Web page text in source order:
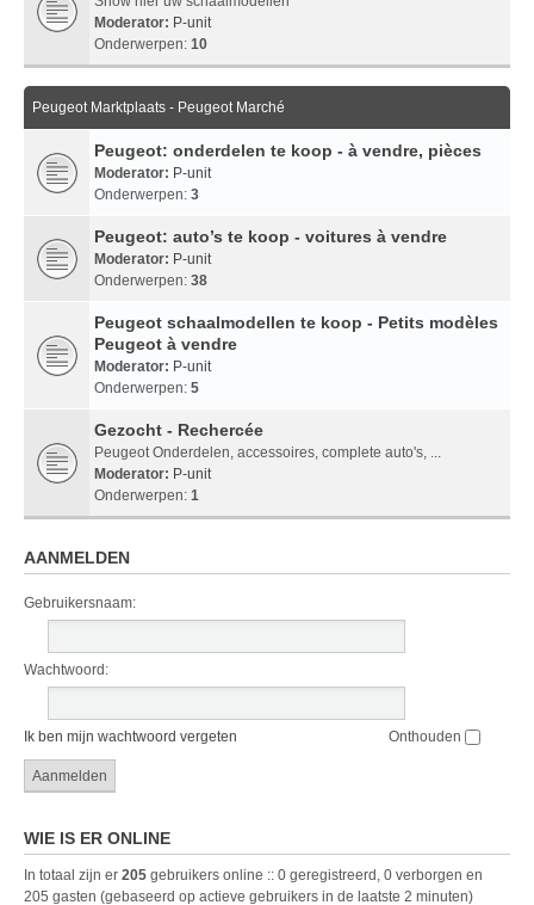
Moderator: P-unit
Onderwerpen: 10
Peugeot Marktplaats - Peugeot Marché
Peugeot: onderdelen te koop - à vendre, pièces
Moderator: P-unit
Onderwerpen: 3
Peugeot: auto’s te koop - voitures à vendre
Moderator: P-unit
Onderwerpen: 38
Peugeot schaalmodellen te koop - Petits modèles
Peugeot à vendre
Moderator: P-unit
Onderwerpen: 5
Gezocht - Rechercée
Peugeot Onderdelen, accessoires, complete auto's, ...
Moderator: P-unit
Onderwerpen: 1
AANMELDEN
Gebruikersnaam:
Wachtwoord:
Ik ben mijn wachtwoord vergeten Onthouden
WIE IS ER ONLINE
In totaal zijn er 205 gebruikers online :: 0 geregistreerd, 0 verborgen en
205 gasten (gebaseerd op actieve gebruikers in de laatste 2 minuten)